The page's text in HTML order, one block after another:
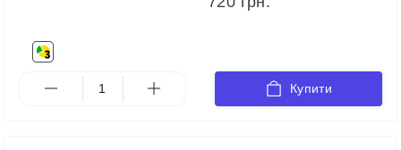
Купити